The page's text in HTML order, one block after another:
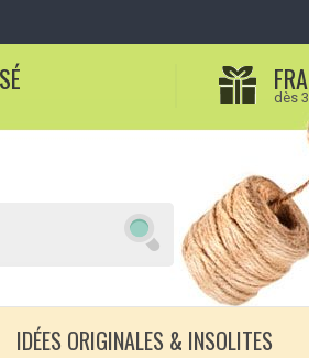
dès
IDÉES ORIGINALES & INSOLITES